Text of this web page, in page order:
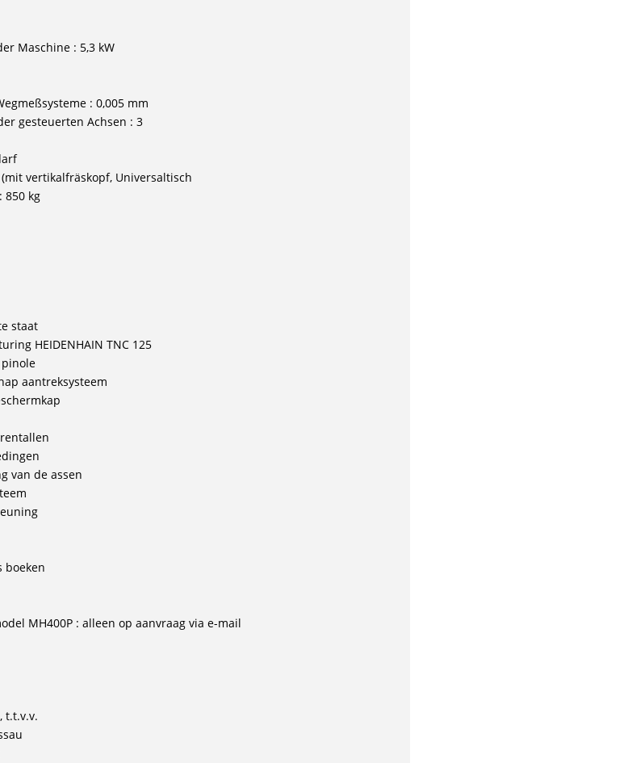
Maschine : 5,3 kW
: 0,005 mm
gesteuerten Achsen : 3
vertikalfräskopf, Universaltisch
850 kg
staat
HEIDENHAIN TNC 125
aantreksysteem
van de assen
boeken
MH400P : alleen op aanvraag via e-mail
t.t.v.v.